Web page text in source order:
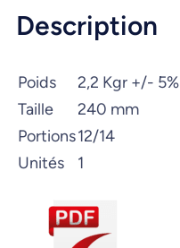
Description
Poids
2,2 Kgr +/- 5%
Taille
240 mm
Portions12/14
Unités
1